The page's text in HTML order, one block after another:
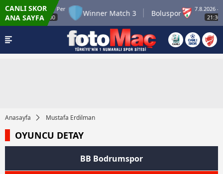
CANLI SKOR
ANA SAYFA
2
6.8.2026 - Per
22:00
Winner Match 3 Boluspor
7.8.2026 -
21:30
Anasayfa Mustafa Erdilman
OYUNCU DETAY
BB Bodrumspor